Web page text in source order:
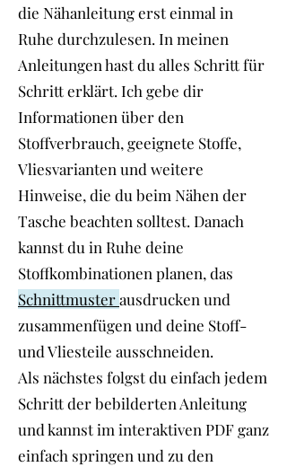
die Nähanleitung erst einmal in
Ruhe durchzulesen. In meinen
Anleitungen hast du alles Schritt für
Schritt erklärt. Ich gebe dir
Informationen über den
Stoffverbrauch, geeignete Stoffe,
Vliesvarianten und weitere
Hinweise, die du beim Nähen der
Tasche beachten solltest. Danach
kannst du in Ruhe deine
Stoffkombinationen planen, das
Schnittmusterausdrucken und
zusammenfügen und deine Stoff-
und Vliesteile ausschneiden.
Als nächstes folgst du einfach jedem
Schritt der bebilderten Anleitung
und kannst im interaktiven PDF ganz
einfach springen und zu den